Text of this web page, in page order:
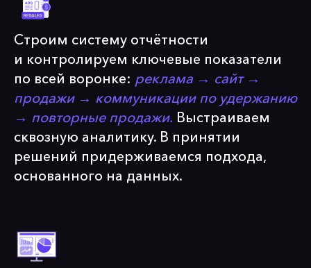
Строим систему отчётности
и контролируем ключевые показатели
по всей воронке: реклама → сайт →
продажи → коммуникации по удержанию
→ повторные продажи. Выстраиваем
сквозную аналитику. В принятии
решений придерживаемся подхода,
основанного на данных.